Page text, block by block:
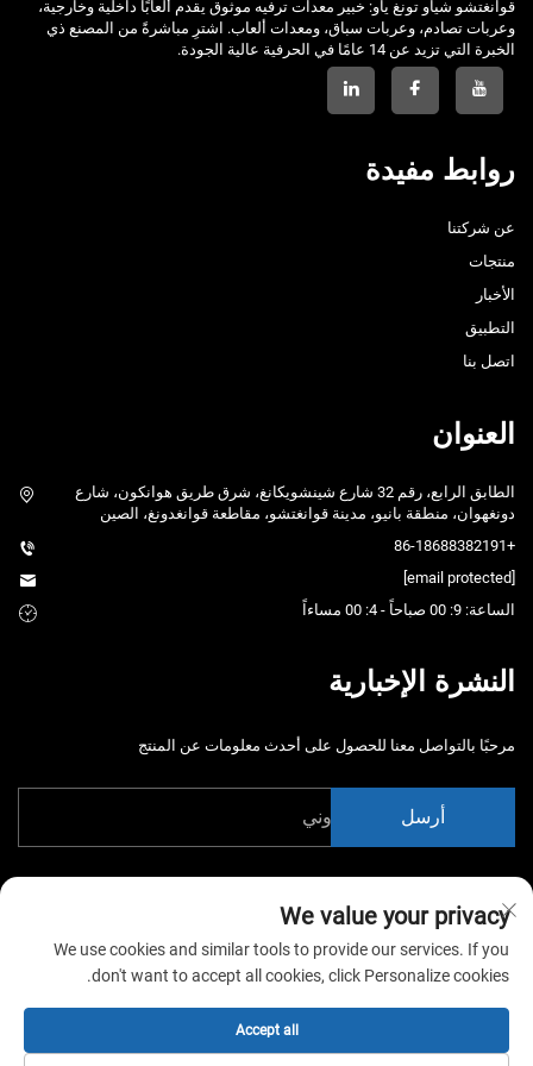
قوانغتشو شياو تونغ ياو: خبير معدات ترفيه موثوق يقدم ألعابًا داخلية وخارجية،
وعربات تصادم، وعربات سباق، ومعدات ألعاب. اشترِ مباشرةً من المصنع ذي
الخبرة التي تزيد عن 14 عامًا في الحرفية عالية الجودة.
روابط مفيدة
عن شركتنا
منتجات
الأخبار
التطبيق
اتصل بنا
العنوان
الطابق الرابع، رقم 32 شارع شينشويكانغ، شرق طريق هوانكون، شارع
دونغهوان، منطقة بانيو، مدينة قوانغتشو، مقاطعة قوانغدونغ، الصين
+86-18688382191
الساعة: 9: 00 صباحاً - 4: 00 مساءاً
النشرة الإخبارية
مرحبًا بالتواصل معنا للحصول على أحدث معلومات عن المنتج
أرسل
حقوق الت COPYRIGHT © 2026 شركة الصين قوانغتشو شياوتونغياو لمعدات
We value your privacy
We use cookies and similar tools to provide our services. If you
don't want to accept all cookies, click Personalize cookies.
Accept all